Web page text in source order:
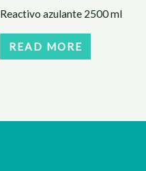
Reactivo azulante 2500 ml
READ MORE